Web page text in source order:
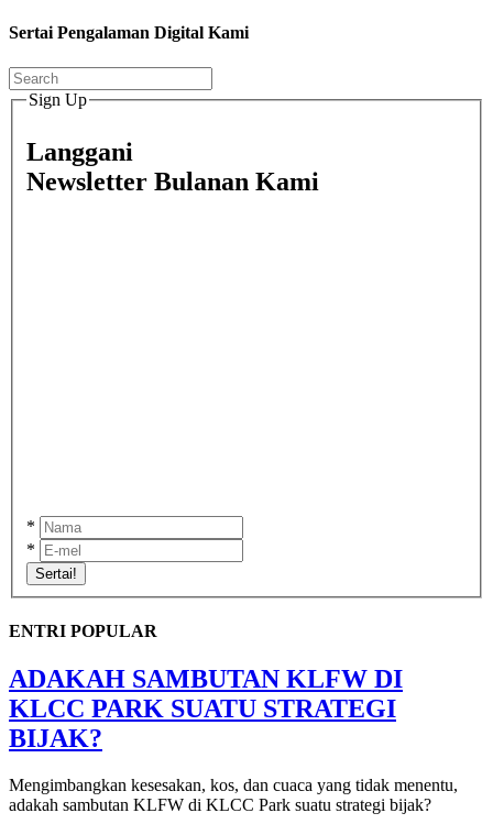
Sertai Pengalaman Digital Kami
Sign Up
Langgani
Newsletter Bulanan Kami
*
*
Sertai!
ENTRI POPULAR
ADAKAH SAMBUTAN KLFW DI
KLCC PARK SUATU STRATEGI
BIJAK?
Mengimbangkan kesesakan, kos, dan cuaca yang tidak menentu,
adakah sambutan KLFW di KLCC Park suatu strategi bijak?